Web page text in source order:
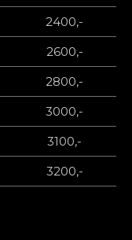
2400,-
2600,-
2800,-
3000,-
3100,-
3200,-